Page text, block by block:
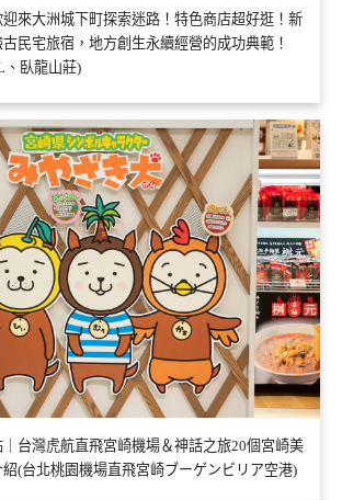
迎來大洲城下町探索迷路！特色商店超好逛！新
民宅旅宿，地方創生永續經營的成功典範！
、臥龍山莊)
｜台灣虎航直飛宮崎機場＆神話之旅20個宮崎美
(台北桃園機場直飛宮崎ブーゲンビリア空港)